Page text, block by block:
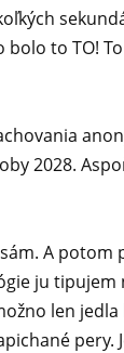
bolo to TO!
2028.
A
ju tipujem
len
pery.